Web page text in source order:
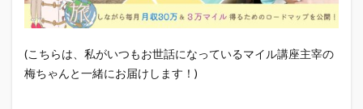
(こちらは、私がいつもお世話になっているマイル講座主宰の
梅ちゃんと一緒にお届けします！)